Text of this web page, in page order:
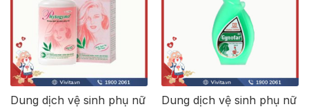
Dung dịch vệ sinh phụ nữ
Dung dịch vệ sinh phụ nữ